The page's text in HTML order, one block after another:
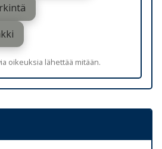
oikeuksia lähettää mitään.